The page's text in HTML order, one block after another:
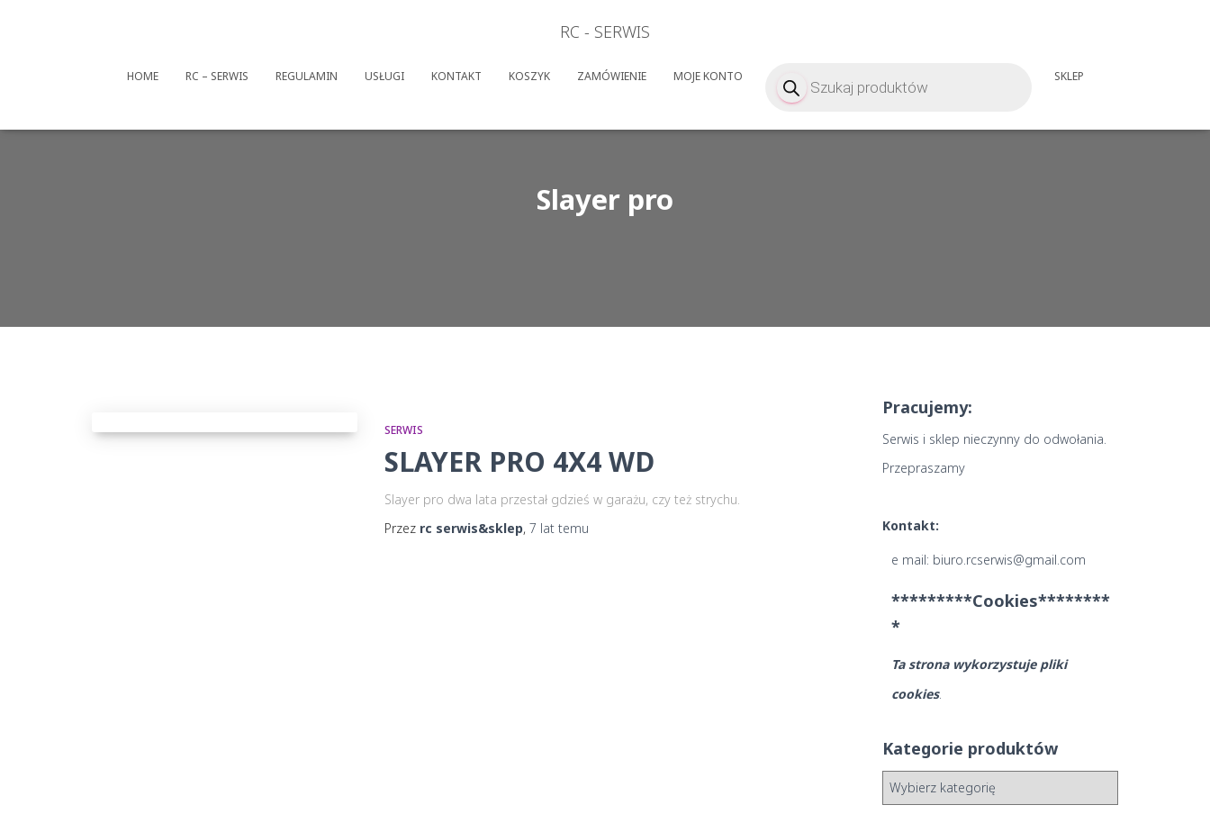
RC - SERWIS
HOME RC – SERWIS REGULAMIN USŁUGI KONTAKT KOSZYK ZAMÓWIENIE MOJE KONTO produktów SKLEP
Slayer pro
SERWIS
SLAYER PRO 4X4 WD
Slayer pro dwa lata przestał gdzieś w garażu, czy też strychu.
Przez rc serwis&sklep, 7 lat temu
Pracujemy:
Serwis i sklep nieczynny do odwołania.
Przepraszamy
Kontakt:
e mail: biuro.rcserwis@gmail.com
*********Cookies********
*
Ta strona wykorzystuje pliki
cookies.
Kategorie produktów